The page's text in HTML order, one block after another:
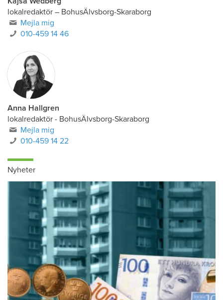
lokalredaktör – BohusÄlvsborg-Skaraborg
Mejla mig
010-459 14 46
Anna Hallgren
lokalredaktör - BohusÄlvsborg-Skaraborg
Mejla mig
010-459 14 22
Nyheter